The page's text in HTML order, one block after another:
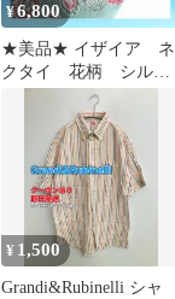
¥6,800
★美品★ イザイア ネ
クタイ 花柄 シル
ク 即日発送 isaia お
¥ 1,500
Grandi&Rubinelli シャ